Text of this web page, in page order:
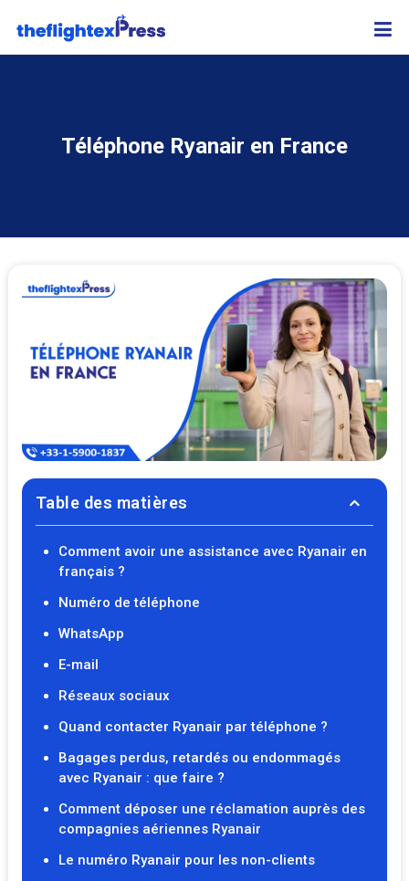
Téléphone Ryanair en France
Table des matières
Comment avoir une assistance avec Ryanair en
français ?
Numéro de téléphone
WhatsApp
E-mail
Réseaux sociaux
Quand contacter Ryanair par téléphone ?
Bagages perdus, retardés ou endommagés
avec Ryanair : que faire ?
Comment déposer une réclamation auprès des
compagnies aériennes Ryanair
Le numéro Ryanair pour les non-clients